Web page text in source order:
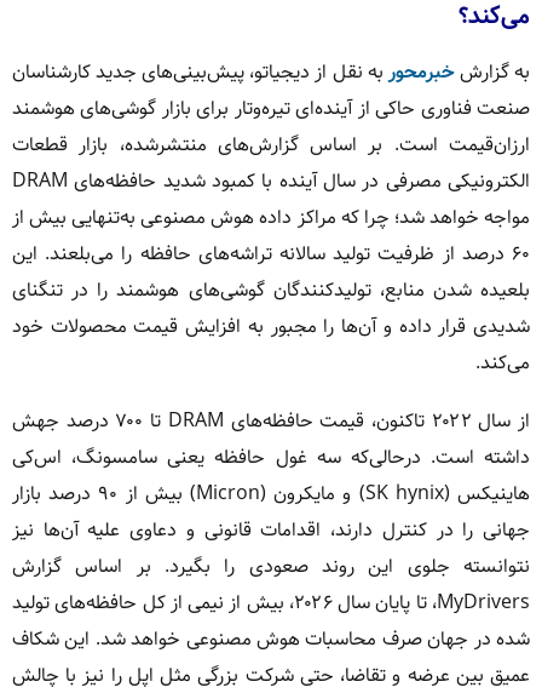
می‌کند؟
به گزارشخبرمحوربه نقل از دیجیاتو، پیش‌بینی‌های جدید کارشناسان
صنعت فناوری حاکی از آینده‌ای تیره‌وتار برای بازار گوشی‌های هوشمند
ارزان‌قیمت است. بر اساس گزارش‌های منتشرشده، بازار قطعات
الکترونیکی مصرفی در سال آینده با کمبود شدید حافظه‌های DRAM
مواجه خواهد شد؛ چرا که مراکز داده هوش مصنوعی به‌تنهایی بیش از
۶۰ درصد از ظرفیت تولید سالانه تراشه‌های حافظه را می‌بلعند. این
بلعیده شدن منابع، تولیدکنندگان گوشی‌های هوشمند را در تنگنای
شدیدی قرار داده و آن‌ها را مجبور به افزایش قیمت محصولات خود
می‌کند.
از سال ۲۰۲۲ تاکنون، قیمت حافظه‌های DRAM تا ۷۰۰ درصد جهش
داشته است. درحالی‌که سه غول حافظه یعنی سامسونگ، اس‌کی
هاینیکس (SK hynix) و مایکرون (Micron) بیش از ۹۰ درصد بازار
جهانی را در کنترل دارند، اقدامات قانونی و دعاوی علیه آن‌ها نیز
نتوانسته جلوی این روند صعودی را بگیرد. بر اساس گزارش
MyDrivers، تا پایان سال ۲۰۲۶، بیش از نیمی از کل حافظه‌های تولید
شده در جهان صرف محاسبات هوش مصنوعی خواهد شد. این شکاف
عمیق بین عرضه و تقاضا، حتی شرکت بزرگی مثل اپل را نیز با چالش